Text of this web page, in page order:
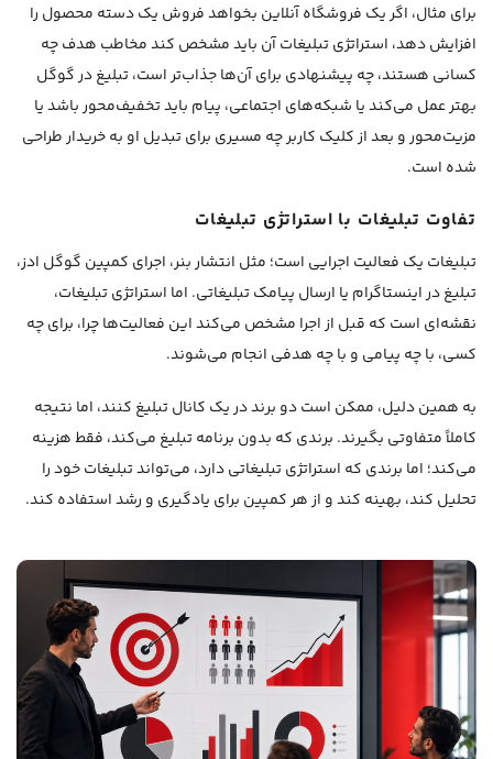
برای مثال، اگر یک فروشگاه آنلاین بخواهد فروش یک دسته محصول را
افزایش دهد، استراتژی تبلیغات آن باید مشخص کند مخاطب هدف چه
کسانی هستند، چه پیشنهادی برای آن‌ها جذاب‌تر است، تبلیغ در گوگل
بهتر عمل می‌کند یا شبکه‌های اجتماعی، پیام باید تخفیف‌محور باشد یا
مزیت‌محور و بعد از کلیک کاربر چه مسیری برای تبدیل او به خریدار طراحی
شده است.
تفاوت تبلیغات با استراتژی تبلیغات
تبلیغات یک فعالیت اجرایی است؛ مثل انتشار بنر، اجرای کمپین گوگل ادز،
تبلیغ در اینستاگرام یا ارسال پیامک تبلیغاتی. اما استراتژی تبلیغات،
نقشه‌ای است که قبل از اجرا مشخص می‌کند این فعالیت‌ها چرا، برای چه
کسی، با چه پیامی و با چه هدفی انجام می‌شوند.
به همین دلیل، ممکن است دو برند در یک کانال تبلیغ کنند، اما نتیجه
کاملاً متفاوتی بگیرند. برندی که بدون برنامه تبلیغ می‌کند، فقط هزینه
می‌کند؛ اما برندی که استراتژی تبلیغاتی دارد، می‌تواند تبلیغات خود را
تحلیل کند، بهینه کند و از هر کمپین برای یادگیری و رشد استفاده کند.